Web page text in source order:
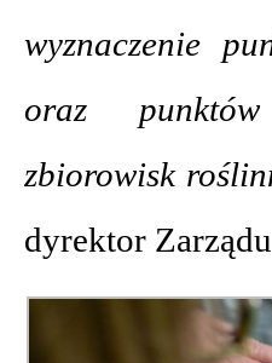
wyznaczenie
oraz punktów
zbiorowisk
dyrektor